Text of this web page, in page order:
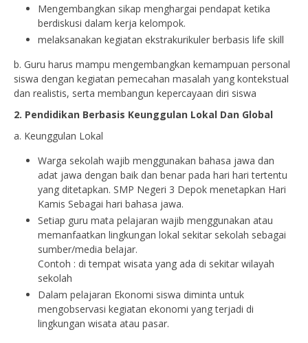
Mengembangkan sikap menghargai pendapat ketika
berdiskusi dalam kerja kelompok.
melaksanakan kegiatan ekstrakurikuler berbasis life skill
b. Guru harus mampu mengembangkan kemampuan personal
siswa dengan kegiatan pemecahan masalah yang kontekstual
dan realistis, serta membangun kepercayaan diri siswa
2. Pendidikan Berbasis Keunggulan Lokal Dan Global
a. Keunggulan Lokal
Warga sekolah wajib menggunakan bahasa jawa dan
adat jawa dengan baik dan benar pada hari hari tertentu
yang ditetapkan. SMP Negeri 3 Depok menetapkan Hari
Kamis Sebagai hari bahasa jawa.
Setiap guru mata pelajaran wajib menggunakan atau
memanfaatkan lingkungan lokal sekitar sekolah sebagai
sumber/media belajar.
Contoh : di tempat wisata yang ada di sekitar wilayah
sekolah
Dalam pelajaran Ekonomi siswa diminta untuk
mengobservasi kegiatan ekonomi yang terjadi di
lingkungan wisata atau pasar.